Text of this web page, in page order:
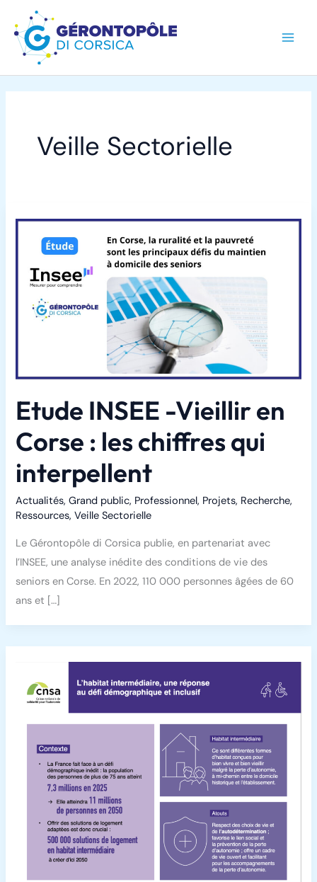
contenu
Veille Sectorielle
Etude INSEE -Vieillir en
Corse : les chiffres qui
interpellent
Actualités,Grand public, Professionnel, Projets, Recherche,
Ressources,Veille Sectorielle
Le Gérontopôle di Corsica publie, en partenariat avec
l’INSEE, une analyse inédite des conditions de vie des
seniors en Corse. En 2022, 110 000 personnes âgées de 60
ans et […]